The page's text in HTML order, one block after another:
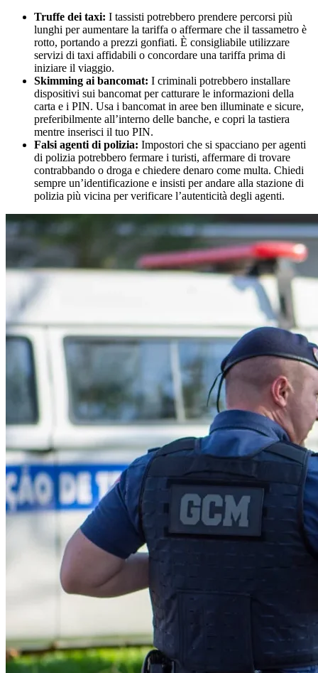
Truffe dei taxi: I tassisti potrebbero prendere percorsi più
lunghi per aumentare la tariffa o affermare che il tassametro è
rotto, portando a prezzi gonfiati. È consigliabile utilizzare
servizi di taxi affidabili o concordare una tariffa prima di
iniziare il viaggio.
Skimming ai bancomat: I criminali potrebbero installare
dispositivi sui bancomat per catturare le informazioni della
carta e i PIN. Usa i bancomat in aree ben illuminate e sicure,
preferibilmente all’interno delle banche, e copri la tastiera
mentre inserisci il tuo PIN.
Falsi agenti di polizia: Impostori che si spacciano per agenti
di polizia potrebbero fermare i turisti, affermare di trovare
contrabbando o droga e chiedere denaro come multa. Chiedi
sempre un’identificazione e insisti per andare alla stazione di
polizia più vicina per verificare l’autenticità degli agenti.